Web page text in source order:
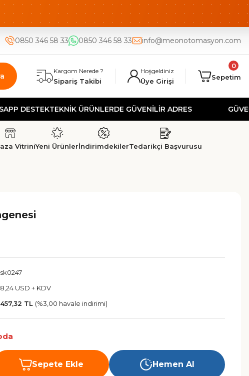
0850 346 58 33 0850 346 58 33 info@meonotomasyon.com
Kargom Nerede ?
Sipariş Takibi
Hoşgeldiniz
Üye Girişi Sepetim
0
DESTEKTEKNİK ÜRÜNLERDE GÜVENİLİR ADRES
VitriniYeni ÜrünlerİndirimdekilerTedarikçi Başvurusu
sk0247
8,24 USD + KDV
457,32 TL (%3,00 havale indirimi)
Sepete Ekle Hemen Al